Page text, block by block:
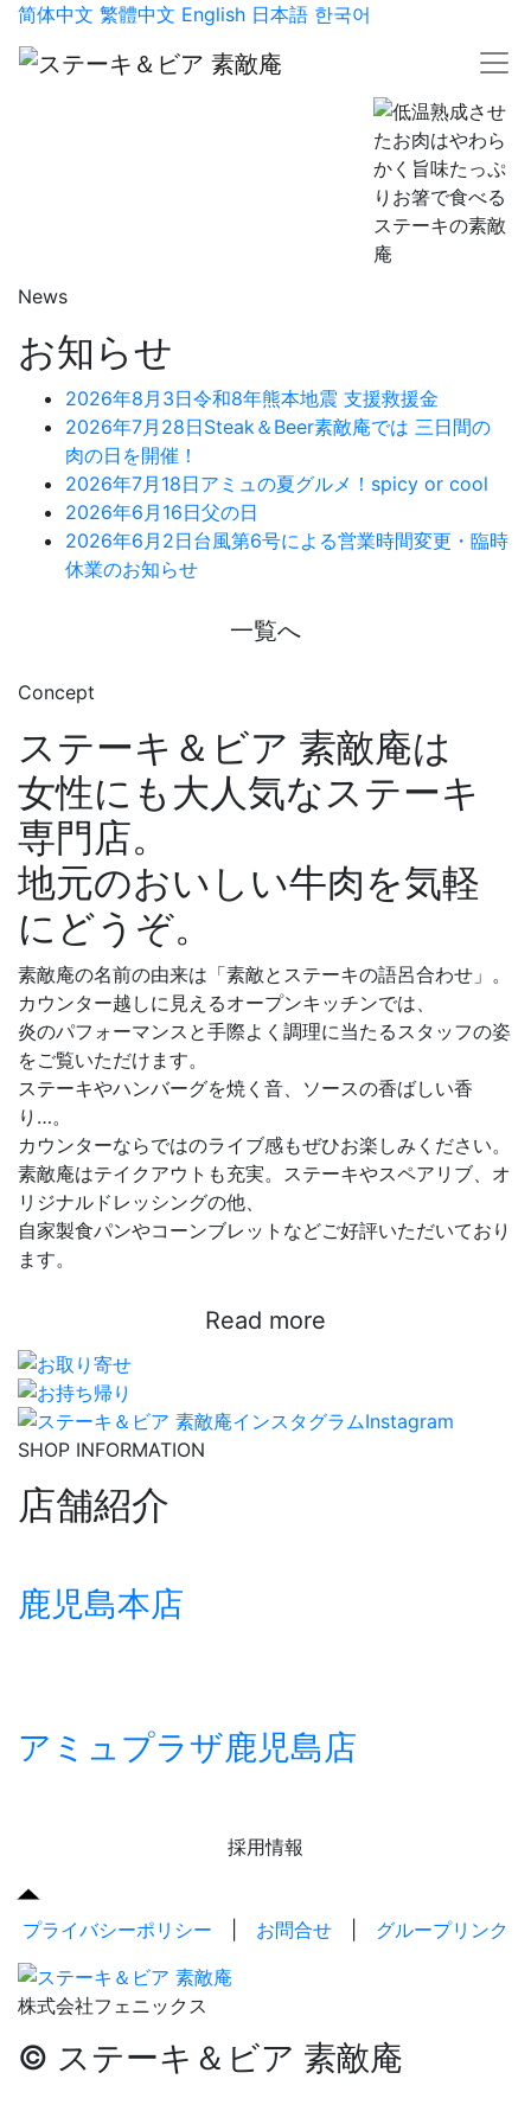
简体中文 繁體中文 English 日本語 한국어
News
お知らせ
2026年8月3日令和8年熊本地震 支援救援金
2026年7月28日Steak＆Beer素敵庵では 三日間の
肉の日を開催！
2026年7月18日アミュの夏グルメ！spicy or cool
2026年6月16日父の日
2026年6月2日台風第6号による営業時間変更・臨時
休業のお知らせ
一覧へ
Concept
ステーキ＆ビア 素敵庵は
女性にも大人気なステーキ
専門店。
地元のおいしい牛肉を気軽
にどうぞ。
素敵庵の名前の由来は「素敵とステーキの語呂合わせ」。
カウンター越しに見えるオープンキッチンでは、
炎のパフォーマンスと手際よく調理に当たるスタッフの姿
をご覧いただけます。
ステーキやハンバーグを焼く音、ソースの香ばしい香
り…。
カウンターならではのライブ感もぜひお楽しみください。
素敵庵はテイクアウトも充実。ステーキやスペアリブ、オ
リジナルドレッシングの他、
自家製食パンやコーンブレットなどご好評いただいており
ます。
Read more
SHOP INFORMATION
店舗紹介
鹿児島本店
アミュプラザ鹿児島店
採用情報
プライバシーポリシー お問合せ グループリンク
株式会社フェニックス
© ステーキ＆ビア 素敵庵